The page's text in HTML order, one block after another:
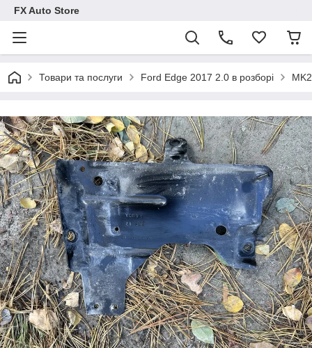
FX Auto Store
Товари та послуги Ford Edge 2017 2.0 в розборі